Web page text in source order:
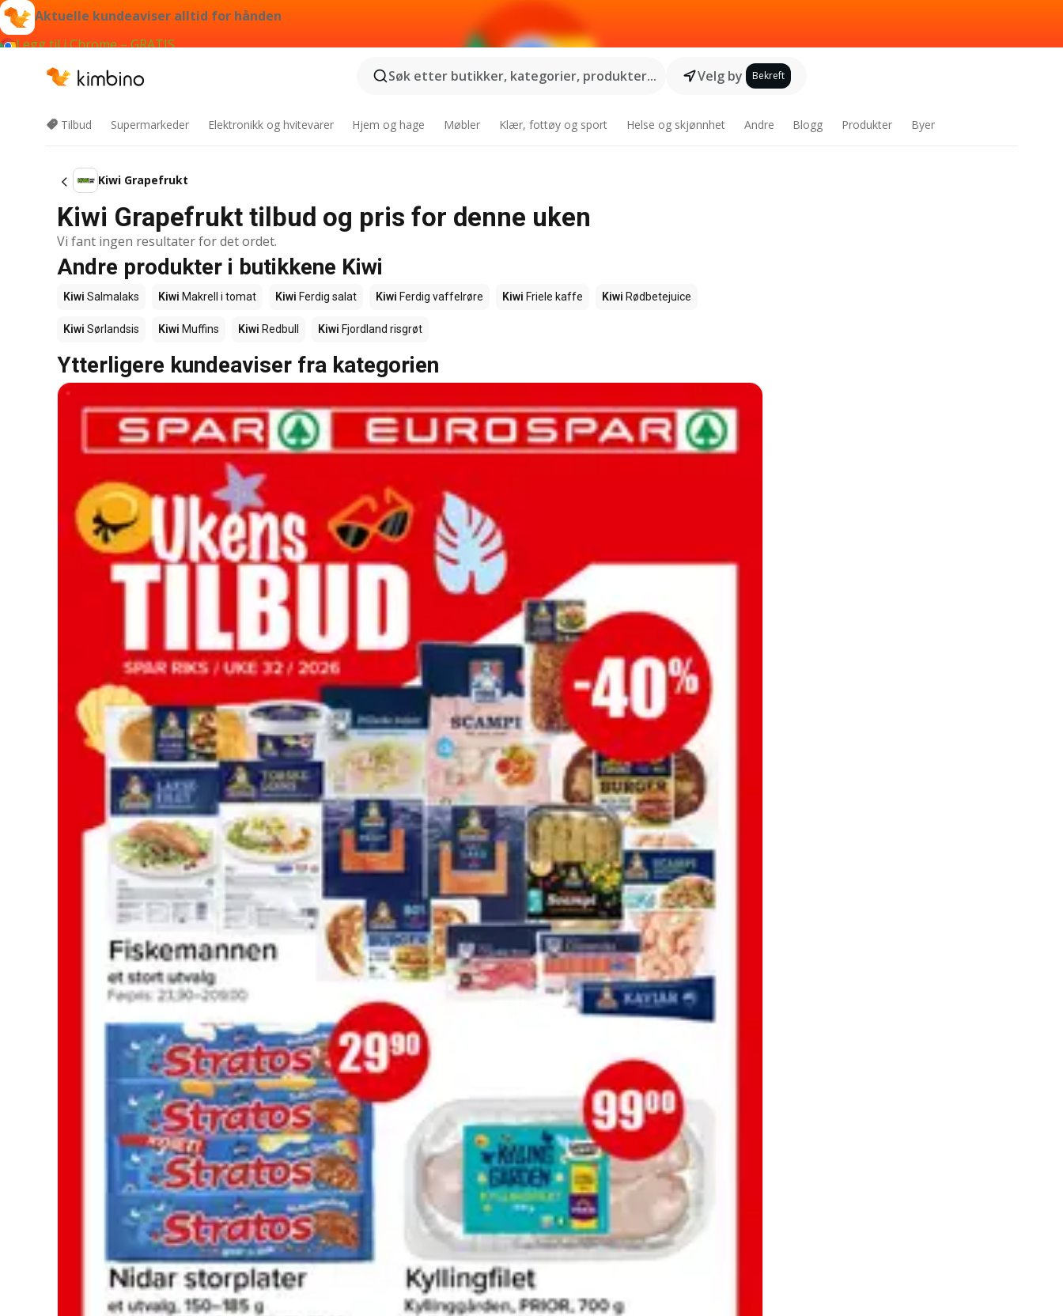
Aktuelle kundeaviser alltid for hånden
Legg til i Chrome – GRATIS
Søk etter butikker, kategorier, produkter...
Velg by Bekreft
Tilbud Supermarkeder Elektronikk og hvitevarer Hjem og hage Møbler Klær, fottøy og sport Helse og skjønnhet Andre Blogg Produkter Byer
Kiwi Grapefrukt
Kiwi Grapefrukt tilbud og pris for denne uken
Vi fant ingen resultater for det ordet.
Andre produkter i butikkene Kiwi
Kiwi Salmalaks Kiwi Makrell i tomat Kiwi Ferdig salat Kiwi Ferdig vaffelrøre Kiwi Friele kaffe Kiwi Rødbetejuice
Kiwi Sørlandsis Kiwi Muffins Kiwi Redbull Kiwi Fjordland risgrøt
Ytterligere kundeaviser fra kategorien